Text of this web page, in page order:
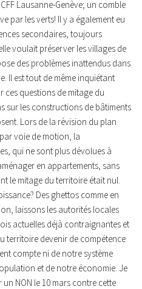
Lausanne-Genève; un comble
par les verts! Il y a également eu
secondaires, toujours
voulait préserver les villages de
des problèmes inattendus dans
Il est tout de même inquiétant
ces questions de mitage du
sur les constructions de bâtiments
Lors de la révision du plan
voie de motion, la
qui ne sont plus dévolues à
en appartements, sans
le mitage du territoire était nul.
Des ghettos comme en
laissons les autorités locales
actuelles déjà contraignantes et
territoire devenir de compétence
compte ni de notre système
et de notre économie. Je
NON le 10 mars contre cette